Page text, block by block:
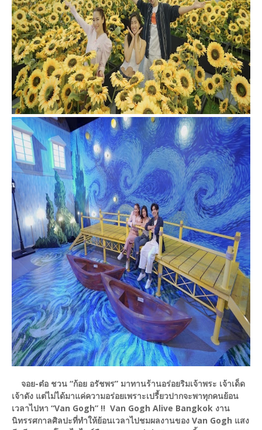
จอย-ต๋อ ชวน “ก้อย อรัชพร” มาทานร้านอร่อยริมเจ้าพระ เจ้าเด็ด
เจ้าดัง แต่ไม่ได้มาแค่ความอร่อยเพราะเปรี้ยวปากจะพาทุกคนย้อน
เวลาไปหา “Van Gogh” !! Van Gogh Alive Bangkok งาน
นิทรรศกาลศิลปะที่ทำให้ย้อนเวลาไปชมผลงานของ Van Gogh แสง